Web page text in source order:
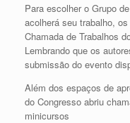
Para escolher o Grupo
acolherá seu trabalho,
Chamada de Trabalhos
Lembrando que os
submissão do evento
Além dos espaços de
do Congresso abriu
minicursos